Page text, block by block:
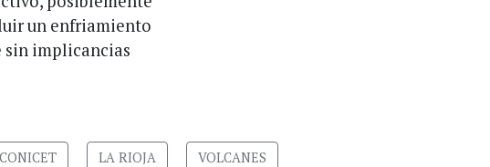
un enfriamiento
sin implicancias
CONICET LA RIOJA VOLCANES